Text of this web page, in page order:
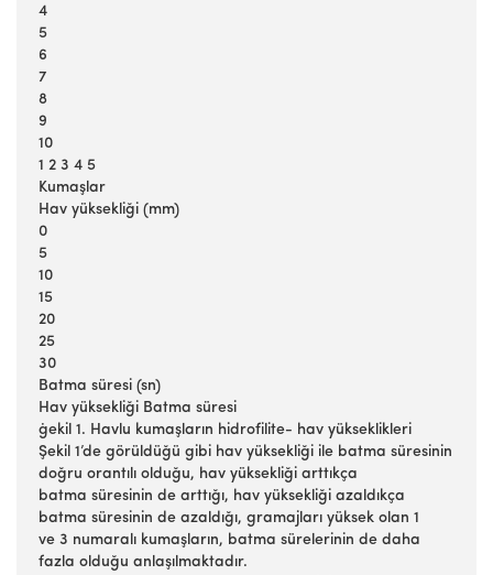
4
5
6
7
8
9
10
1 2 3 4 5
Kumaşlar
Hav yüksekliği (mm)
0
5
10
15
20
25
30
Batma süresi (sn)
Hav yüksekliği Batma süresi
ġekil 1. Havlu kumaşların hidrofilite- hav yükseklikleri
Şekil 1’de görüldüğü gibi hav yüksekliği ile batma süresinin
doğru orantılı olduğu, hav yüksekliği arttıkça
batma süresinin de arttığı, hav yüksekliği azaldıkça
batma süresinin de azaldığı, gramajları yüksek olan 1
ve 3 numaralı kumaşların, batma sürelerinin de daha
fazla olduğu anlaşılmaktadır.